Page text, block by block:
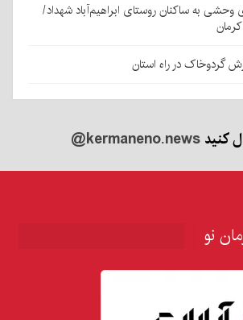
وحشی به ساکنان روستای ابراهیم‌آباد شهداد/
گردوخاک در راه استان
کنید@kermaneno.news
نو